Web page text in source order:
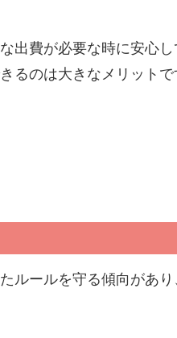
出費が必要な時に安心
るのは大きなメリットで
ルールを守る傾向があ